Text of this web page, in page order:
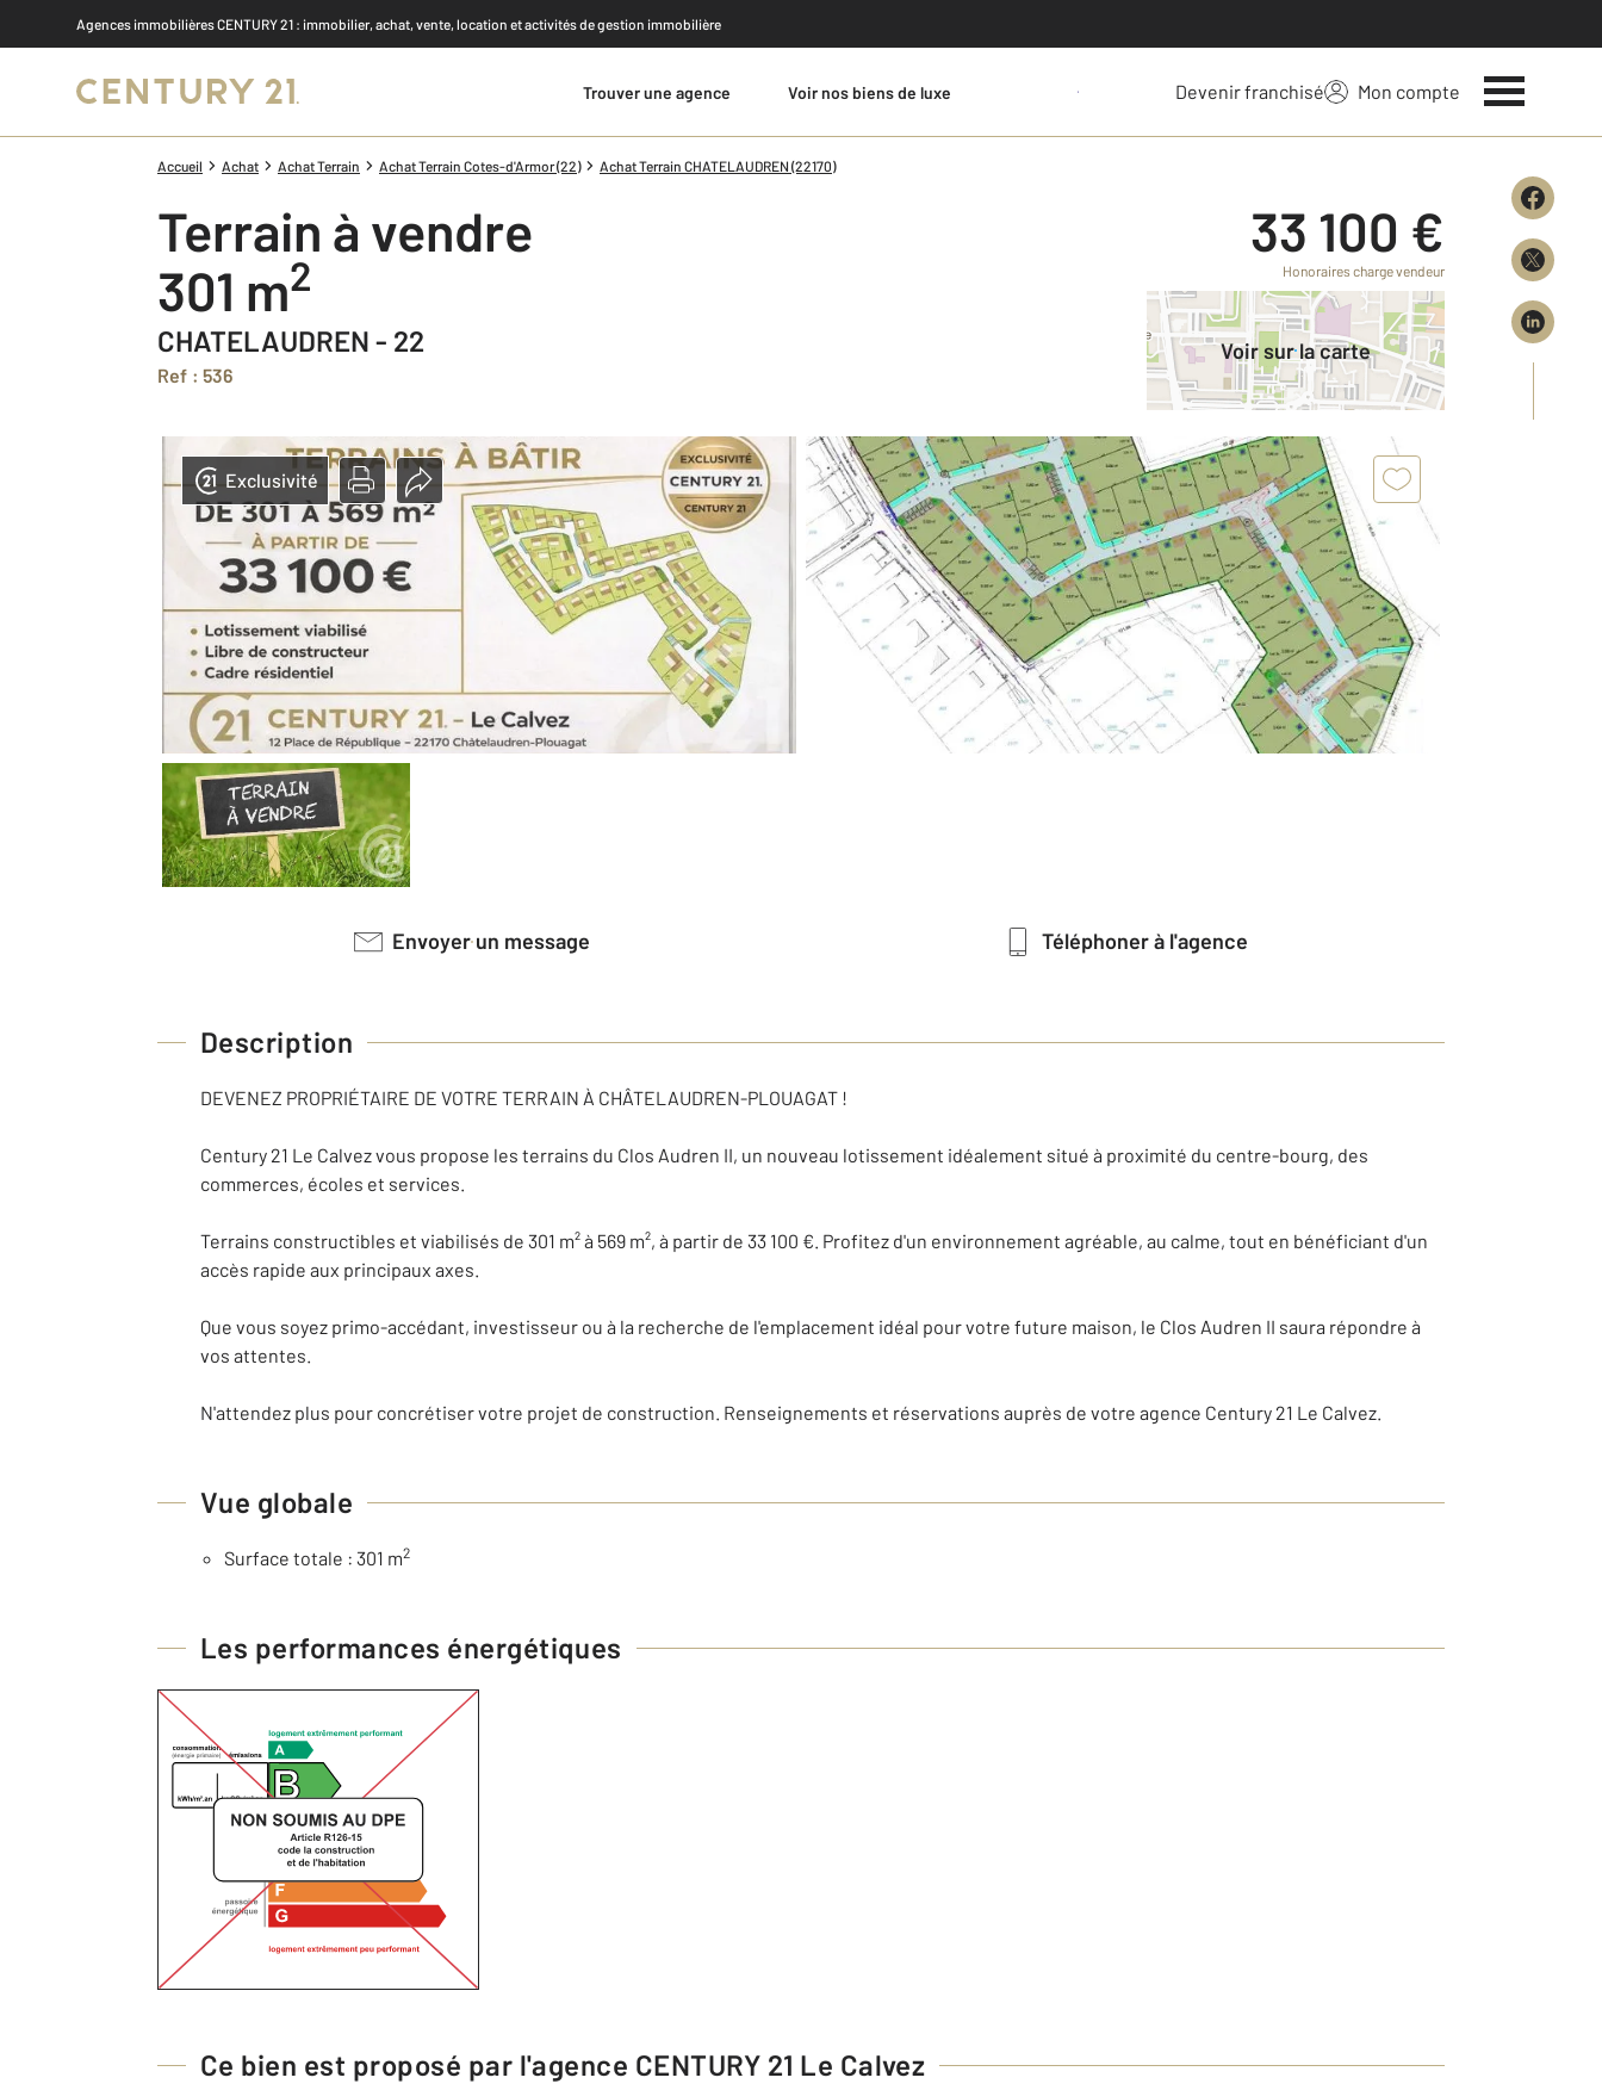
Agences immobilières CENTURY 21 : immobilier, achat, vente, location et activités de gestion immobilière
Trouver une agence Voir nos biens de luxe Estimer votre bien Devenir franchisé Mon compte
Accueil Achat Achat Terrain Achat Terrain Cotes-d'Armor (22) Achat Terrain CHATELAUDREN (22170)
Terrain à vendre
301 m2
CHATELAUDREN - 22
Ref : 536
33 100 €
Honoraires charge vendeur
Voir sur la carte
Exclusivité
Envoyer un message Téléphoner à l'agence
Description
DEVENEZ PROPRIÉTAIRE DE VOTRE TERRAIN À CHÂTELAUDREN-PLOUAGAT !
Century 21 Le Calvez vous propose les terrains du Clos Audren II, un nouveau lotissement idéalement situé à proximité du centre-bourg, des
commerces, écoles et services.
Terrains constructibles et viabilisés de 301 m² à 569 m², à partir de 33 100 €. Profitez d'un environnement agréable, au calme, tout en bénéficiant d'un
accès rapide aux principaux axes.
Que vous soyez primo-accédant, investisseur ou à la recherche de l'emplacement idéal pour votre future maison, le Clos Audren II saura répondre à
vos attentes.
N'attendez plus pour concrétiser votre projet de construction. Renseignements et réservations auprès de votre agence Century 21 Le Calvez.
Vue globale
Surface totale : 301 m2
Les performances énergétiques
Ce bien est proposé par l'agence CENTURY 21 Le Calvez